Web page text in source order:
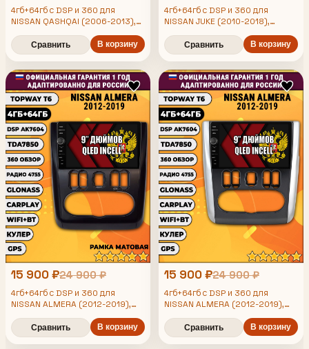
4гб+64гб с DSP и 360 для
NISSAN QASHQAI (2006-2013),
Android магнитола с DSP и
усилителем TDA7850
Сравнить В корзину
4гб+64гб с DSP и 360 для
NISSAN JUKE (2010-2018),
Android магнитола с DSP и
усилителем TDA7850
Сравнить В корзину
15 900 ₽24 900 ₽
4гб+64гб с DSP и 360 для
NISSAN ALMERA (2012-2019),
рамка черная матовая, Android
магнитола с DSP и усилителем
TDA7850
Сравнить В корзину
15 900 ₽24 900 ₽
4гб+64гб с DSP и 360 для
NISSAN ALMERA (2012-2019),
рамка серая, Android магнитола
с DSP и усилителем TDA7850
Сравнить В корзину